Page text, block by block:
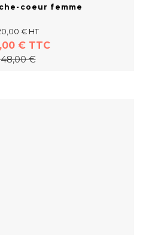
coeur femme
€ HT
€ TTC
48,00 €